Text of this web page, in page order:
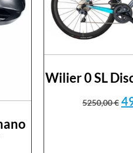
Wilier 0 SL
5250,00€